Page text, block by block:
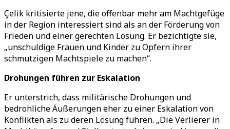
Çelik kritisierte jene, die offenbar mehr am Machtgefüge
in der Region interessiert sind als an der Förderung von
Frieden und einer gerechten Lösung. Er bezichtigte sie,
„unschuldige Frauen und Kinder zu Opfern ihrer
schmutzigen Machtspiele zu machen“.
Drohungen führen zur Eskalation
Er unterstrich, dass militärische Drohungen und
bedrohliche Äußerungen eher zu einer Eskalation von
Konflikten als zu deren Lösung führen. „Die Verlierer in